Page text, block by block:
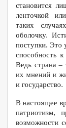
становится
ленточкой
таких
оболочку.
поступки. Это
способность
Ведь страна –
их мнений и
и государство.
В настоящее
патриотизм,
возможности